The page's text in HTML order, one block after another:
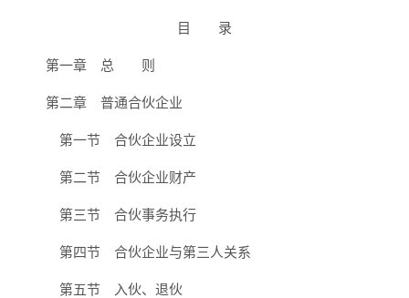
目 录
第一章 总 则
第二章 普通合伙企业
第一节 合伙企业设立
第二节 合伙企业财产
第三节 合伙事务执行
第四节 合伙企业与第三人关系
第五节 入伙、退伙